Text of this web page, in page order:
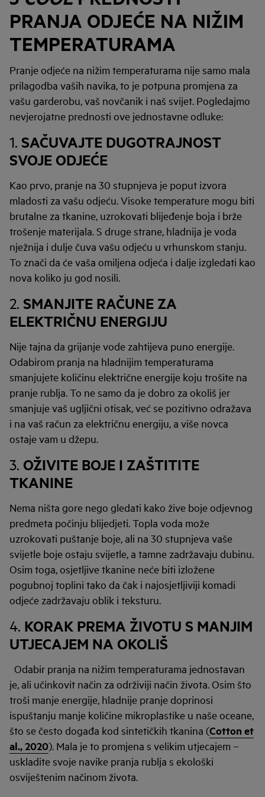
PRANJA ODJEĆE NA NIŽIM
TEMPERATURAMA
Pranje odjeće na nižim temperaturama nije samo mala
prilagodba vaših navika, to je potpuna promjena za
vašu garderobu, vaš novčanik i naš svijet. Pogledajmo
nevjerojatne prednosti ove jednostavne odluke:
1. SAČUVAJTE DUGOTRAJNOST
SVOJE ODJEĆE
Kao prvo, pranje na 30 stupnjeva je poput izvora
mladosti za vašu odjeću. Visoke temperature mogu biti
brutalne za tkanine, uzrokovati blijeđenje boja i brže
trošenje materijala. S druge strane, hladnija je voda
nježnija i dulje čuva vašu odjeću u vrhunskom stanju.
To znači da će vaša omiljena odjeća i dalje izgledati kao
nova koliko ju god nosili.
2. SMANJITE RAČUNE ZA
ELEKTRIČNU ENERGIJU
Nije tajna da grijanje vode zahtijeva puno energije.
Odabirom pranja na hladnijim temperaturama
smanjujete količinu električne energije koju trošite na
pranje rublja. To ne samo da je dobro za okoliš jer
smanjuje vaš ugljični otisak, već se pozitivno odražava
i na vaš račun za električnu energiju, a više novca
ostaje vam u džepu.
3. OŽIVITE BOJE I ZAŠTITITE
TKANINE
Nema ništa gore nego gledati kako žive boje odjevnog
predmeta počinju blijedjeti. Topla voda može
uzrokovati puštanje boje, ali na 30 stupnjeva vaše
svijetle boje ostaju svijetle, a tamne zadržavaju dubinu.
Osim toga, osjetljive tkanine neće biti izložene
pogubnoj toplini tako da čak i najosjetljiviji komadi
odjeće zadržavaju oblik i teksturu.
4. KORAK PREMA ŽIVOTU S MANJIM
UTJECAJEM NA OKOLIŠ
Odabir pranja na nižim temperaturama jednostavan
je, ali učinkovit način za održiviji način života. Osim što
troši manje energije, hladnije pranje doprinosi
ispuštanju manje količine mikroplastike u naše oceane,
što se često događa kod sintetičkih tkanina (Cotton et
al., 2020). Mala je to promjena s velikim utjecajem –
uskladite svoje navike pranja rublja s ekološki
osviještenim načinom života.